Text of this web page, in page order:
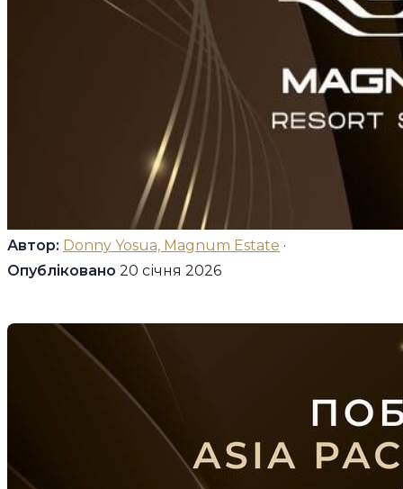
Автор: Donny Yosua, Magnum Estate ·
Опубліковано 20 січня 2026